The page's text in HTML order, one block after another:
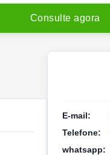
Consu te agora
E-mail:
Telefone:
whatsapp: